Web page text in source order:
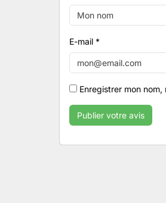
E-mail *
Enregistrer mon